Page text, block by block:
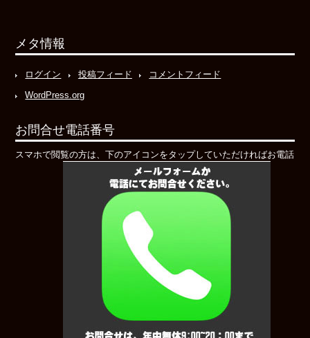
メタ情報
ログイン 投稿フィード
コメントフィード
WordPress.org
お問合せ電話番号
スマホで閲覧の方は、下のアイコンをタップしていただければお電話